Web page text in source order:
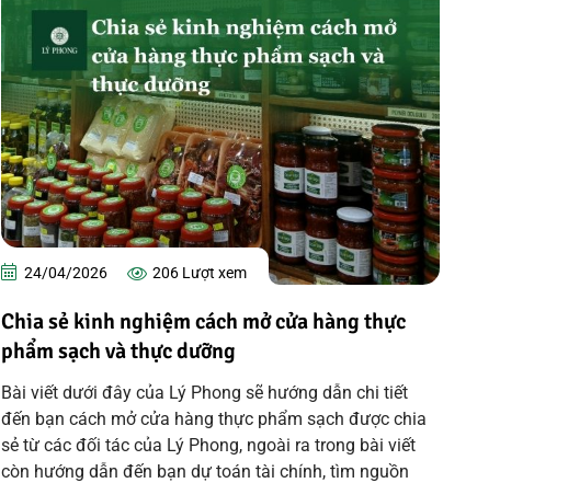
​Chia sẻ kinh nghiệm cách mở cửa hàng thực
phẩm sạch và thực dưỡng
24/04/2026 206 Lượt xem
Bài viết dưới đây của Lý Phong sẽ hướng dẫn chi tiết
đến bạn cách mở cửa hàng thực phẩm sạch được chia
sẻ từ các đối tác của Lý Phong, ngoài ra trong bài viết
còn hướng dẫn đến bạn dự toán tài chính, tìm nguồn